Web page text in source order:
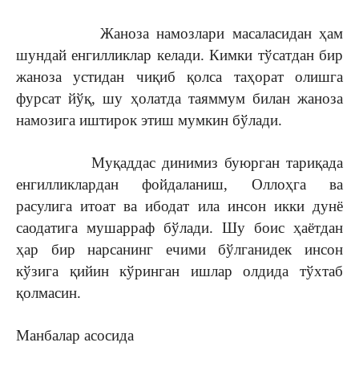
Жаноза намозлари масаласидан ҳам
шундай енгилликлар келади. Кимки тўсатдан бир
жаноза устидан чиқиб қолса таҳорат олишга
фурсат йўқ, шу ҳолатда таяммум билан жаноза
намозига иштирок этиш мумкин бўлади.
Муқаддас динимиз буюрган тариқада
енгилликлардан фойдаланиш, Оллоҳга ва
расулига итоат ва ибодат ила инсон икки дунё
саодатига мушарраф бўлади. Шу боис ҳаётдан
ҳар бир нарсанинг ечими бўлганидек инсон
кўзига қийин кўринган ишлар олдида тўхтаб
қолмасин.
Манбалар асосида